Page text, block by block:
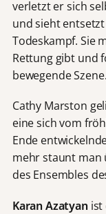
verletzt er sich
und sieht
Todeskampf. Sie
Rettung gibt und
bewegende Szene.
Cathy Marston
eine sich vom
Ende
mehr staunt man
des Ensembles
Karan Azatyanist